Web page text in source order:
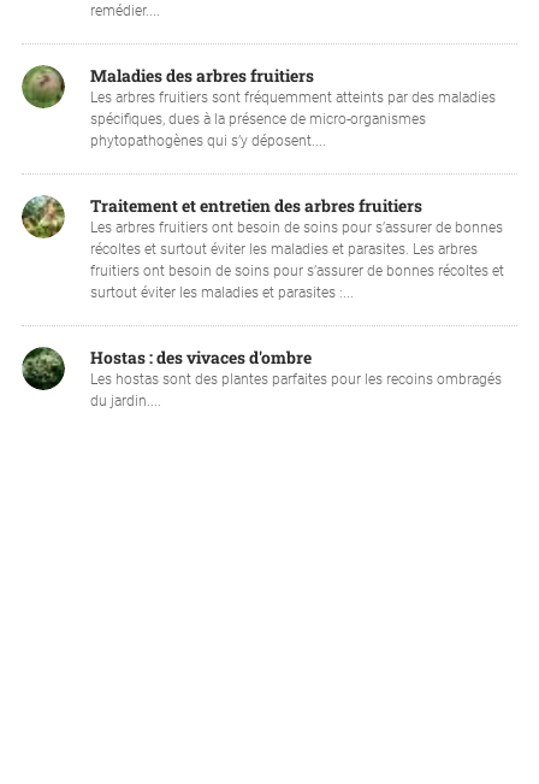
remédier....
Maladies des arbres fruitiers
Les arbres fruitiers sont fréquemment atteints par des maladies
spécifiques, dues à la présence de micro-organismes
phytopathogènes qui s’y déposent....
Traitement et entretien des arbres fruitiers
Les arbres fruitiers ont besoin de soins pour s’assurer de bonnes
récoltes et surtout éviter les maladies et parasites. Les arbres
fruitiers ont besoin de soins pour s’assurer de bonnes récoltes et
surtout éviter les maladies et parasites :...
Hostas : des vivaces d'ombre
Les hostas sont des plantes parfaites pour les recoins ombragés
du jardin....